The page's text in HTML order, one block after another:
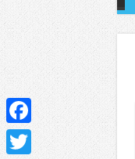
Facebook